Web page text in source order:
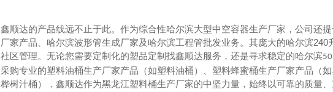
鑫顺达的产品线远不止于此。作为综合性哈尔滨大型中空容器生产厂家，公司还
厂家产品、哈尔滨波形管生成厂家及哈尔滨工程管批发业务。其庞大的哈尔滨240
社区管理。无论您需要定制化的塑品定制找鑫顺达服务，还是寻求稳定的哈尔滨
采购专业的塑料油桶生产厂家产品（如塑料油桶）、塑料蜂蜜桶生产厂家产品（
桦树汁桶），鑫顺达作为黑龙江塑料桶生产厂家的中坚力量，始终以可靠的质量